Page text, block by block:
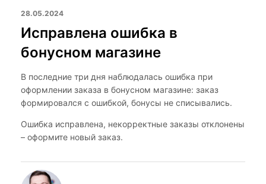
28.05.2024
Исправлена ошибка в
бонусном магазине
В последние три дня наблюдалась ошибка при
оформлении заказа в бонусном магазине: заказ
формировался с ошибкой, бонусы не списывались.
Ошибка исправлена, некорректные заказы отклонены
– оформите новый заказ.